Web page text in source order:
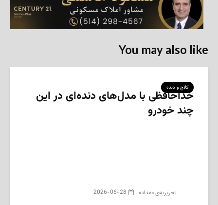
You may also like
کلاچ و دنده
خداحافظی با مدل‌‌های دنده‌ای در این
چند خودرو
تحریریه‌ی «مداد» 2026-06-28